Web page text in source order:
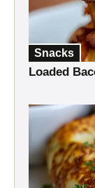
Snacks
Loaded